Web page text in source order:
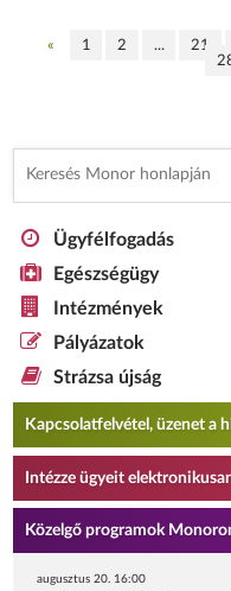
« 1 2 ... 21
Ügyfélfogadás
Egészségügy
Intézmények
Pályázatok
Strázsa újság
Kapcsolatfelvétel, üzenet a
Intézze ügyeit
Közelgő programok
augusztus 20. 16:00